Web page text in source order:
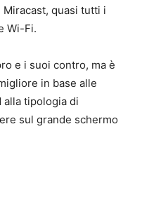
quasi tutti i
Wi-Fi.
e i suoi contro, ma è
in base alle
tipologia di
sul grande schermo